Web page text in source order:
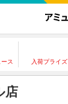
ス 入荷プライズ
店